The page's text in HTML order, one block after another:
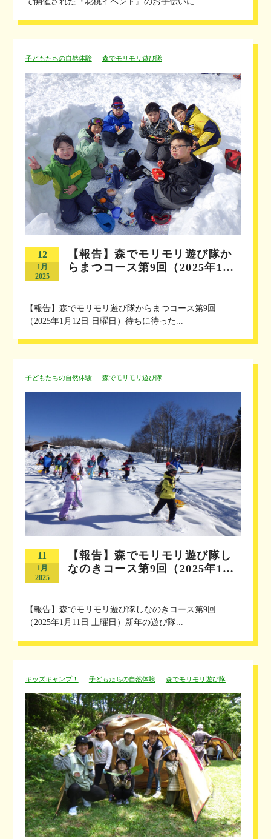
子どもたちの自然体験 森でモリモリ遊び隊
12
1月
2025
【報告】森でモリモリ遊び隊か
らまつコース第9回（2025年1…
【報告】森でモリモリ遊び隊からまつコース第9回
（2025年1月12日 日曜日）待ちに待った...
子どもたちの自然体験 森でモリモリ遊び隊
11
1月
2025
【報告】森でモリモリ遊び隊し
なのきコース第9回（2025年1…
【報告】森でモリモリ遊び隊しなのきコース第9回
（2025年1月11日 土曜日）新年の遊び隊...
キッズキャンプ！ 子どもたちの自然体験 森でモリモリ遊び隊